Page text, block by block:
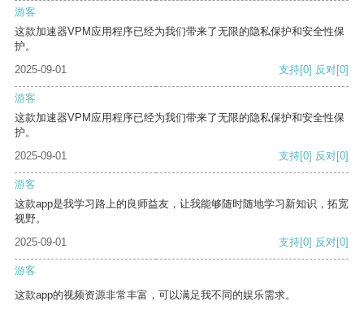
游客
这款加速器VPM应用程序已经为我们带来了无限的隐私保护和安全性保
护。
2025-09-01
支持[0] 反对[0]
游客
这款加速器VPM应用程序已经为我们带来了无限的隐私保护和安全性保
护。
2025-09-01
支持[0] 反对[0]
游客
这款app是我学习路上的良师益友，让我能够随时随地学习新知识，拓宽
视野。
2025-09-01
支持[0] 反对[0]
游客
这款app的视频资源非常丰富，可以满足我不同的娱乐需求。